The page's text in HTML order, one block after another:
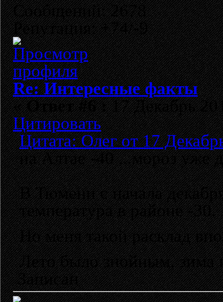
Сообщений: 2678
Репутация: +74/-9
Re: Интересные факты
«Ответ #6 :17 Декабрь
Цитировать
Цитата: Олег от 17
на Алтае -40 ...мороз уже
В Тюмени с начала
температура в районе -30.
Но меня такой расклад
Лето было знойным,
Записан